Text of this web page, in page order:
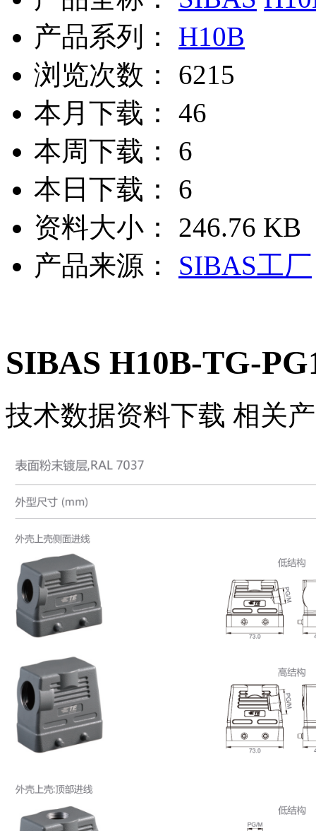
产品系列：
H10B
浏览次数：
6215
本月下载：
46
本周下载：
6
本日下载：
6
资料大小：
246.76 KB
产品来源：
SIBAS工厂
SIBAS H10B-TG-
技术数据资料下载 相关